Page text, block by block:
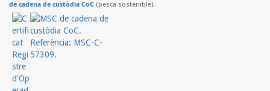
de cadena de custòdia CoC (pesca sostenible).